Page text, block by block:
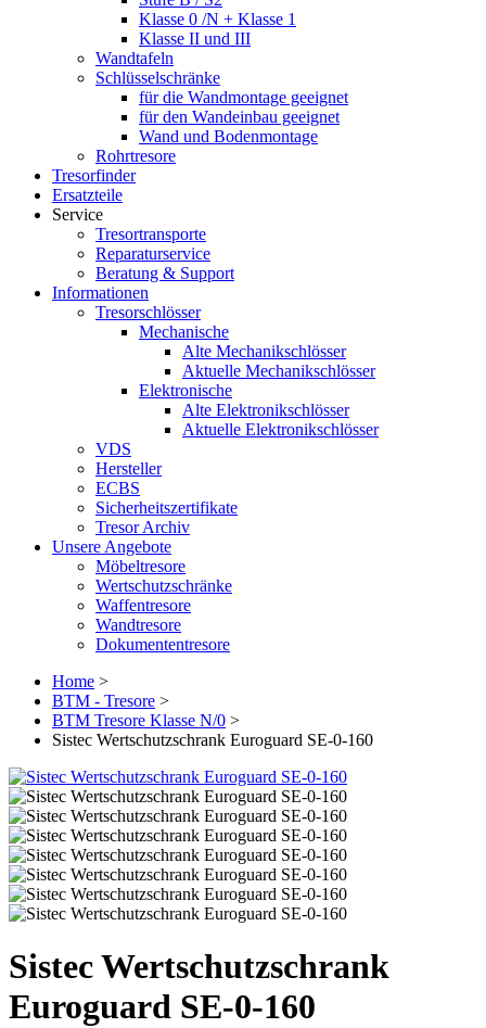
Klasse 0 /N + Klasse 1
Klasse II und III
Wandtafeln
Schlüsselschränke
für die Wandmontage geeignet
für den Wandeinbau geeignet
Wand und Bodenmontage
Rohrtresore
Tresorfinder
Ersatzteile
Service
Tresortransporte
Reparaturservice
Beratung & Support
Informationen
Tresorschlösser
Mechanische
Alte Mechanikschlösser
Aktuelle Mechanikschlösser
Elektronische
Alte Elektronikschlösser
Aktuelle Elektronikschlösser
VDS
Hersteller
ECBS
Sicherheitszertifikate
Tresor Archiv
Unsere Angebote
Möbeltresore
Wertschutzschränke
Waffentresore
Wandtresore
Dokumententresore
Home >
BTM - Tresore >
BTM Tresore Klasse N/0 >
Sistec Wertschutzschrank Euroguard SE-0-160
Sistec Wertschutzschrank
Euroguard SE-0-160